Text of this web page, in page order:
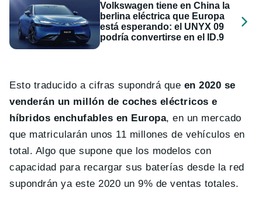
Volkswagen tiene en China la
berlina eléctrica que Europa
está esperando: el UNYX 09
podría convertirse en el ID.9
Esto traducido a cifras supondrá que en 2020 se
venderán un millón de coches eléctricos e
híbridos enchufables en Europa, en un mercado
que matricularán unos 11 millones de vehículos en
total. Algo que supone que los modelos con
capacidad para recargar sus baterías desde la red
supondrán ya este 2020 un 9% de ventas totales.